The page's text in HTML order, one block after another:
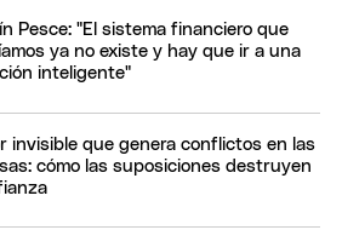
Pesce: "El sistema financiero que
ya no existe y hay que ir a una
inteligente"
invisible que genera conflictos en las
cómo las suposiciones destruyen